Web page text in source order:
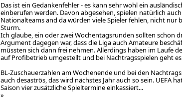
Das ist ein Gedankenfehler - es kann sehr wohl ein
einberufen werden. Davon abgesehen, spielen natürlich
Nationalteams and da würden viele Spieler fehlen, nicht nur
Sturm.
Ich glaube, ein oder zwei Wochentagsrunden sollten schon
Argument dagegen war, dass die Liga auch Amateure
müssten sich dann frei nehmen. Allerdings haben im Laufe
auf Profibetrieb umgestellt und bei Nachtragsspielen geht es
BL-Zuschauerzahlen am Wochenende und bei den
auch desaströs, das wird nächstes Jahr auch so sein. UEFA
Saison vier zusätzliche Spieltermine einkassiert...
»